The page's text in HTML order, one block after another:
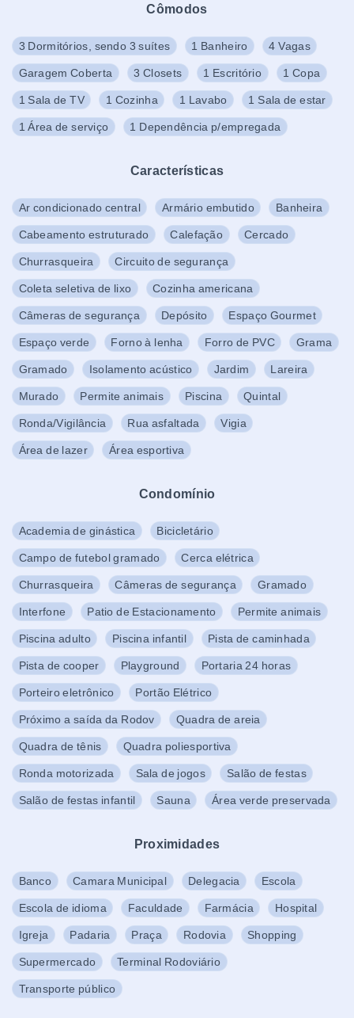
Cômodos
3 Dormitórios, sendo 3 suítes 1 Banheiro 4 Vagas
Garagem Coberta 3 Closets 1 Escritório 1 Copa
1 Sala de TV 1 Cozinha 1 Lavabo 1 Sala de estar
1 Área de serviço 1 Dependência p/empregada
Características
Ar condicionado central Armário embutido Banheira
Cabeamento estruturado Calefação Cercado
Churrasqueira Circuito de segurança
Coleta seletiva de lixo Cozinha americana
Câmeras de segurança Depósito Espaço Gourmet
Espaço verde Forno à lenha Forro de PVC Grama
Gramado Isolamento acústico Jardim Lareira
Murado Permite animais Piscina Quintal
Ronda/Vigilância Rua asfaltada Vigia
Área de lazer Área esportiva
Condomínio
Academia de ginástica Bicicletário
Campo de futebol gramado Cerca elétrica
Churrasqueira Câmeras de segurança Gramado
Interfone Patio de Estacionamento Permite animais
Piscina adulto Piscina infantil Pista de caminhada
Pista de cooper Playground Portaria 24 horas
Porteiro eletrônico Portão Elétrico
Próximo a saída da Rodov Quadra de areia
Quadra de tênis Quadra poliesportiva
Ronda motorizada Sala de jogos Salão de festas
Salão de festas infantil Sauna Área verde preservada
Proximidades
Banco Camara Municipal Delegacia Escola
Escola de idioma Faculdade Farmácia Hospital
Igreja Padaria Praça Rodovia Shopping
Supermercado Terminal Rodoviário
Transporte público